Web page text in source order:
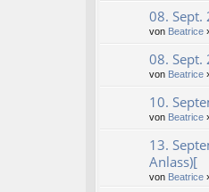
08. Sept.
von Beatrice
08. Sept.
von Beatrice
10.
von Beatrice
13.
Anlass)[
von Beatrice